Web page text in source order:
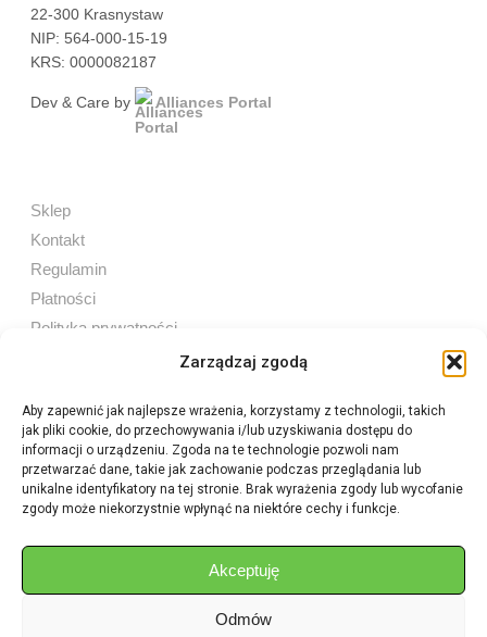
Zarządzaj zgodą
Aby zapewnić jak najlepsze wrażenia, korzystamy z technologii, takich
jak pliki cookie, do przechowywania i/lub uzyskiwania dostępu do
informacji o urządzeniu. Zgoda na te technologie pozwoli nam
przetwarzać dane, takie jak zachowanie podczas przeglądania lub
unikalne identyfikatory na tej stronie. Brak wyrażenia zgody lub wycofanie
zgody może niekorzystnie wpłynąć na niektóre cechy i funkcje.
Akceptuję
Odmów
22-300 Krasnystaw
NIP: 564-000-15-19
KRS: 0000082187
Dev & Care by Alliances Portal
Sklep
Kontakt
Regulamin
Płatności
Polityka prywatności
Sprzedaż internetowa
Tel:605 603 753
Sprzedaż detaliczna
aukcje.agrohurt@gmail.com